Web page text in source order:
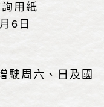
用紙
6日
駛周六、日及國